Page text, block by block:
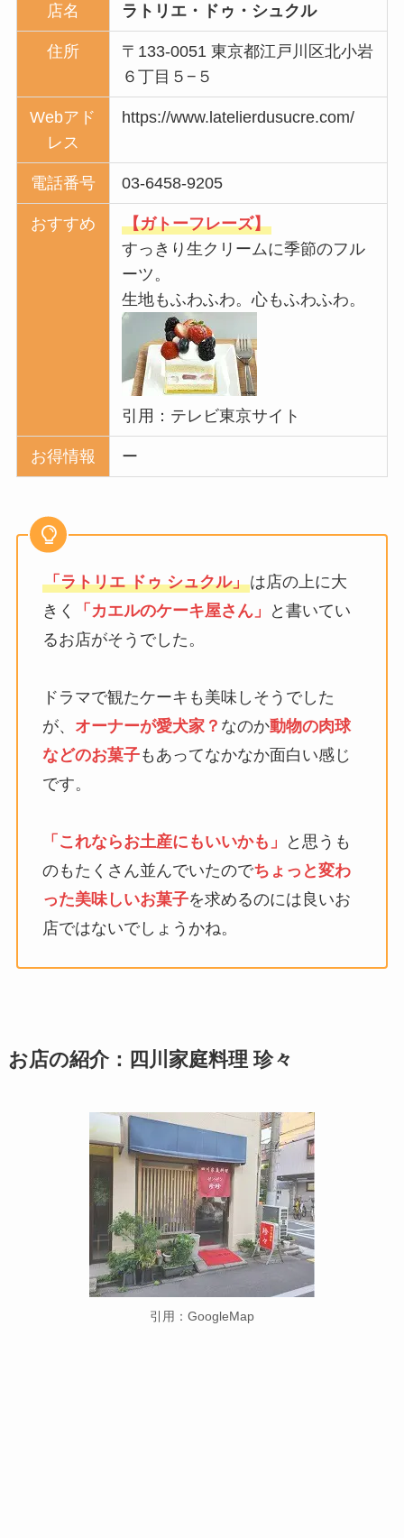
店名 ラトリエ・ドゥ・シュクル
住所
〒133-0051 東京都江戸川区北小岩
６丁目５−５
Webアド
レス
https://www.latelierdusucre.com/
電話番号 03-6458-9205
おすすめ
【ガトーフレーズ】
すっきり生クリームに季節のフル
ーツ。
生地もふわふわ。心もふわふわ。
引用：テレビ東京サイト
お得情報 ー
「ラトリエ ドゥ シュクル」は店の上に大
きく
「カエルのケーキ屋さん」
と書いてい
るお店がそうでした。
ドラマで観たケーキも美味しそうでした
が、 オーナーが愛犬家？ なのか動物の肉球
などのお菓子もあってなかなか面白い感じ
です。
「これならお土産にもいいかも」
と思うも
のもたくさん並んでいたのでちょっと変わ
った美味しいお菓子を求めるのには良いお
店ではないでしょうかね。
お店の紹介：四川家庭料理 珍々
引用：GoogleMap